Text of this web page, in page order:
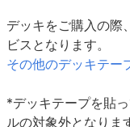
デッキをご購入の際
ビスとなります。
その他のデッキテー
*デッキテープを貼
ルの対象外となりま